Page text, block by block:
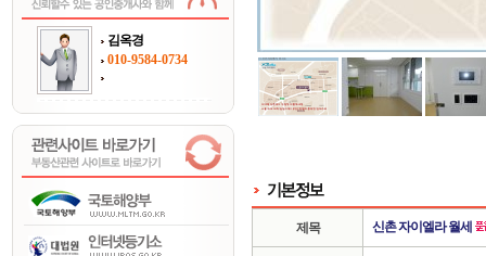
김옥경
010-9584-0734
제목 신촌 자이엘라 월세